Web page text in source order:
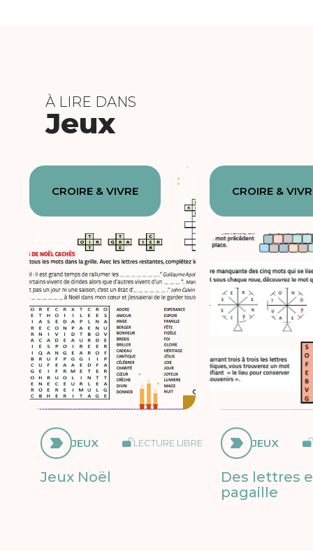
À LIRE DANS
Jeux
CROIRE & VIVRE
JEUX LECTURE LIBRE
Jeux Noël
CROIRE &
JEUX
Des lettres
pagaille